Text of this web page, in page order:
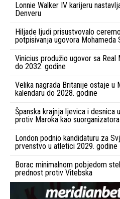
Lonnie Walker IV karijeru
Denveru
Hiljade ljudi prisustvovalo
potpisivanja ugovora Mohameda
Vinicius produžio ugovor sa Real
do 2032. godine
Velika nagrada Britanije ostaje u
kalendaru do 2028. godine
Španska krajnja ljevica i desnica
protiv Maroka kao
London podnio kandidaturu za
prvenstvo u atletici 2029. godine
Borac minimalnom pobjedom
prednost protiv Vitebska